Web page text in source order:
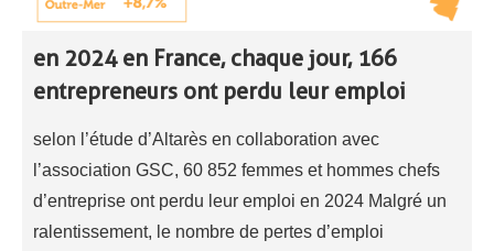
en 2024 en France, chaque jour, 166
entrepreneurs ont perdu leur emploi
selon l’étude d’Altarès en collaboration avec
l’association GSC, 60 852 femmes et hommes chefs
d’entreprise ont perdu leur emploi en 2024 Malgré un
ralentissement, le nombre de pertes d’emploi